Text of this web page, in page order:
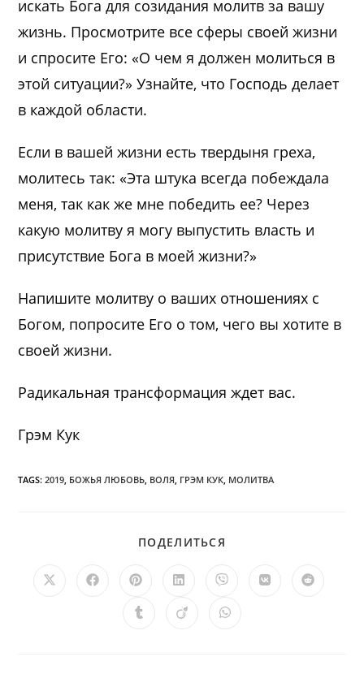
искать Бога для созидания молитв за вашу
жизнь. Просмотрите все сферы своей жизни
и спросите Его: «О чем я должен молиться в
этой ситуации?» Узнайте, что Господь делает
в каждой области.
Если в вашей жизни есть твердыня греха,
молитесь так: «Эта штука всегда побеждала
меня, так как же мне победить ее? Через
какую молитву я могу выпустить власть и
присутствие Бога в моей жизни?»
Напишите молитву о ваших отношениях с
Богом, попросите Его о том, чего вы хотите в
своей жизни.
Радикальная трансформация ждет вас.
Грэм Кук
TAGS:2019 БОЖЬЯ ЛЮБОВЬ ВОЛЯ ГРЭМ КУК МОЛИТВА
ПОДЕЛИТЬСЯ
Открывается
Открывается
новом
Открывается
в
новом
Открывается
новом
Открывается
новом
Открывается
Открывается
ОткрываетсяОткрывается